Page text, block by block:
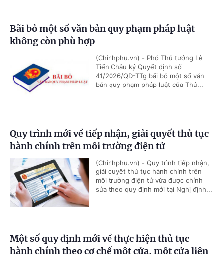
Bãi bỏ một số văn bản quy phạm pháp luật
không còn phù hợp
(Chinhphu.vn) - Phó Thủ tướng Lê
Tiến Châu ký Quyết định số
41/2026/QĐ-TTg bãi bỏ một số văn
bản quy phạm pháp luật của Thủ...
Quy trình mới về tiếp nhận, giải quyết thủ tục
hành chính trên môi trường điện tử
(Chinhphu.vn) - Quy trình tiếp nhận,
giải quyết thủ tục hành chính trên
môi trường điện tử vừa được chỉnh
sửa theo quy định mới tại Nghị định...
Một số quy định mới về thực hiện thủ tục
hành chính theo cơ chế một cửa, một cửa liên